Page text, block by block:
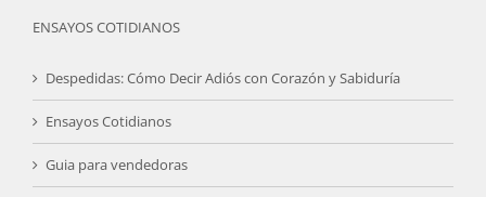
ENSAYOS COTIDIANOS
Despedidas: Cómo Decir Adiós con Corazón y Sabiduría
Ensayos Cotidianos
Guia para vendedoras